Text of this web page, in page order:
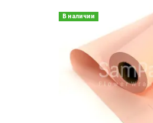
В наличии